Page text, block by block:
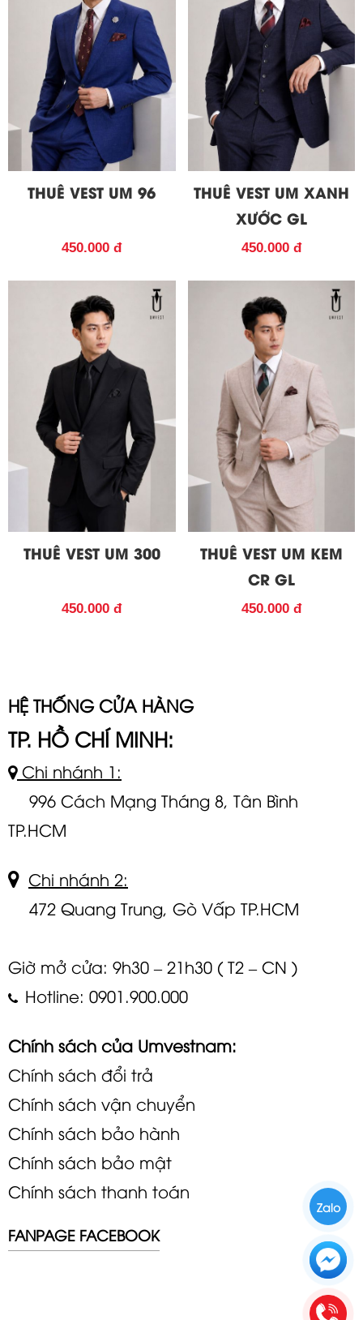
THUÊ VEST UM 96
450.000 đ
THUÊ VEST UM XANH
XƯỚC GL
450.000 đ
THUÊ VEST UM 300
450.000 đ
THUÊ VEST UM KEM
CR GL
450.000 đ
HỆ THỐNG CỬA HÀNG
TP. HỒ CHÍ MINH:
Chi nhánh 1:
996 Cách Mạng Tháng 8, Tân Bình
TP.HCM
Chi nhánh 2:
472 Quang Trung, Gò Vấp TP.HCM
Giờ mở cửa: 9h30 – 21h30 ( T2 – CN )
Hotline: 0901.900.000
Chính sách của Umvestnam:
Chính sách đổi trả
Chính sách vận chuyển
Chính sách bảo hành
Chính sách bảo mật
Chính sách thanh toán
FANPAGE FACEBOOK
Zalo